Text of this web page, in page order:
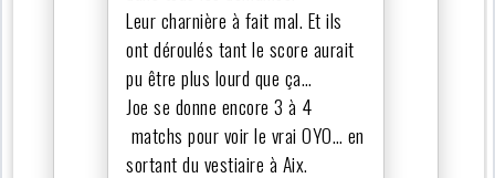
Leur charnière à fait mal. Et ils
ont déroulés tant le score aurait
pu être plus lourd que ça…
Joe se donne encore 3 à 4
matchs pour voir le vrai OYO… en
sortant du vestiaire à Aix.